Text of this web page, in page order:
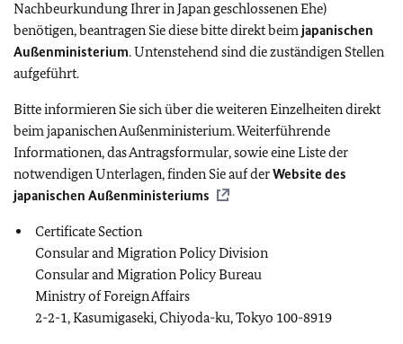
Nachbeurkundung Ihrer in Japan geschlossenen Ehe)
benötigen, beantragen Sie diese bitte direkt beim japanischen
Außenministerium. Untenstehend sind die zuständigen Stellen
aufgeführt.
Bitte informieren Sie sich über die weiteren Einzelheiten direkt
beim japanischen Außenministerium. Weiterführende
Informationen, das Antragsformular, sowie eine Liste der
notwendigen Unterlagen, finden Sie auf derWebsite des
japanischen Außenministeriums
Certificate Section
Consular and Migration Policy Division
Consular and Migration Policy Bureau
Ministry of Foreign Affairs
2-2-1, Kasumigaseki, Chiyoda-ku, Tokyo 100-8919